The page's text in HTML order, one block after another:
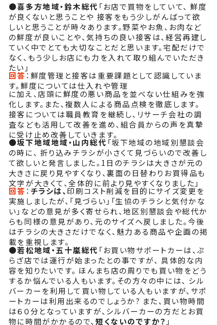
●喜多方地域・鈴木総代 「お店で買物をしていて、 鮮度
が良くないと思うことや 接客をもう少しがんばって欲
しいと思うことが時々あります。野菜やお魚、お肉など
の鮮度が良いことや、気持ちの良い接客は、経営再建し
ていく中でとても大切なことだと思います。宅配だけで
なく、もう少しお店にも力を入れて取り組んでいただき
たい」
回答： 鮮度管理と接客は重要課題として認識していま
す。鮮度については仕入れや管理
に加え、店頭に鮮度の悪い商品を並べない仕組みを強
化します。また、複数人による商品点検を徹底します。
接客については職員教育を継続し、リサーチ会社の調
査なども活用して改善を進め、組合員からの声を真摯
に受け止め改善していきます。
●坂下地域地域・山内総代 「坂下地域の地域別懇談会
の時に、 折り込みチラシが小さくて見づらいので改善し
て欲しいと発言しました。1日のチラシは大きさが元の
大きさに戻り見やすくなり、裏面の日替わりお買得品も
文字が大きくて、全体的に前より見やすくなりました」
回答： チラシは、 印刷コスト削減を目的にサイズ変更を
実施しましたが、「見づらい」「生協のチラシと気付かな
い」などの意見が多く寄せられ、地区別懇談会や総代か
らも同様の意見があり、元のサイズへ戻しました。今後
はチラシの大きさだけでなく、魅力ある商品や企画の掲
載を重視します。
●若松地域・五十嵐総代 「お買い物サポートカーは、ぷ
らざ店では運行が始まったとの事ですが、 具体的な内
容を知りたいです。 ほんまち店の周りでも買い物をどう
するか悩んでいる人もいます。その方々の中には、 シル
バーカーを利用して買い物している人もいますが、サポ
ートカーは利用出来るのでしょうか? また、買い物時間
は６０分となっていますが、シルバーカーの方だとお買
物に時間がかかるので、 短くないのですか？ 」